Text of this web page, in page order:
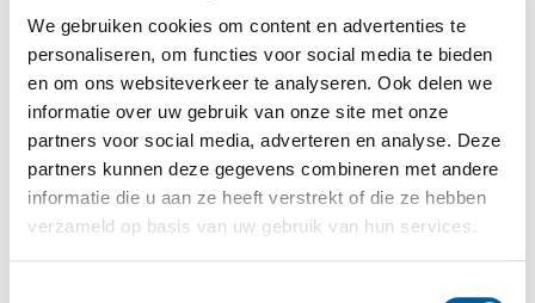
We gebruiken cookies om content en advertenties te
personaliseren, om functies voor social media te bieden
en om ons websiteverkeer te analyseren. Ook delen we
informatie over uw gebruik van onze site met onze
partners voor social media, adverteren en analyse. Deze
partners kunnen deze gegevens combineren met andere
informatie die u aan ze heeft verstrekt of die ze hebben
verzameld op basis van uw gebruik van hun services.
verpleegafdeling
. Een patiënt ging even uit bed,
maar werd buiten bed onwel. Hoe losten de
teams dit op? Naast de reanimatievaardigheden
werd er gelet op communicatie, teamwork en
klinisch handelen.